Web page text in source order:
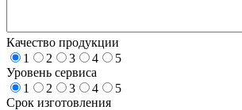
Качество продукции
1
2 3 4
5
Уровень сервиса
1
2 3 4
5
Срок изготовления